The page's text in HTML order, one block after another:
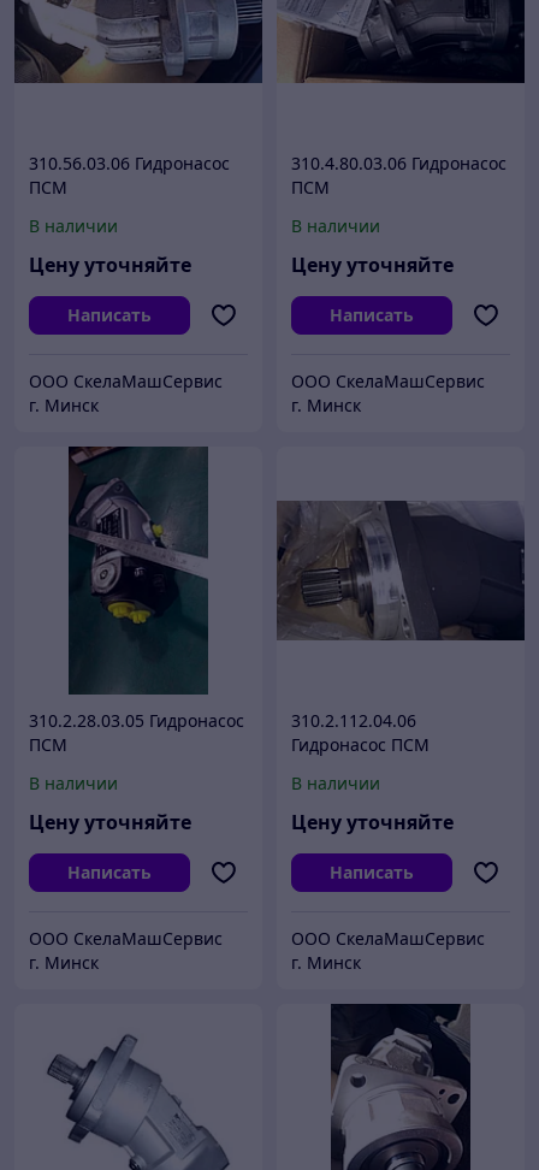
310.56.03.06 Гидронасос
ПСМ
В наличии
Цену уточняйте
Написать
ООО СкелаМашСервис
г. Минск
310.4.80.03.06 Гидронасос
ПСМ
В наличии
Цену уточняйте
Написать
ООО СкелаМашСервис
г. Минск
310.2.28.03.05 Гидронасос
ПСМ
В наличии
Цену уточняйте
Написать
ООО СкелаМашСервис
г. Минск
310.2.112.04.06
Гидронасос ПСМ
В наличии
Цену уточняйте
Написать
ООО СкелаМашСервис
г. Минск